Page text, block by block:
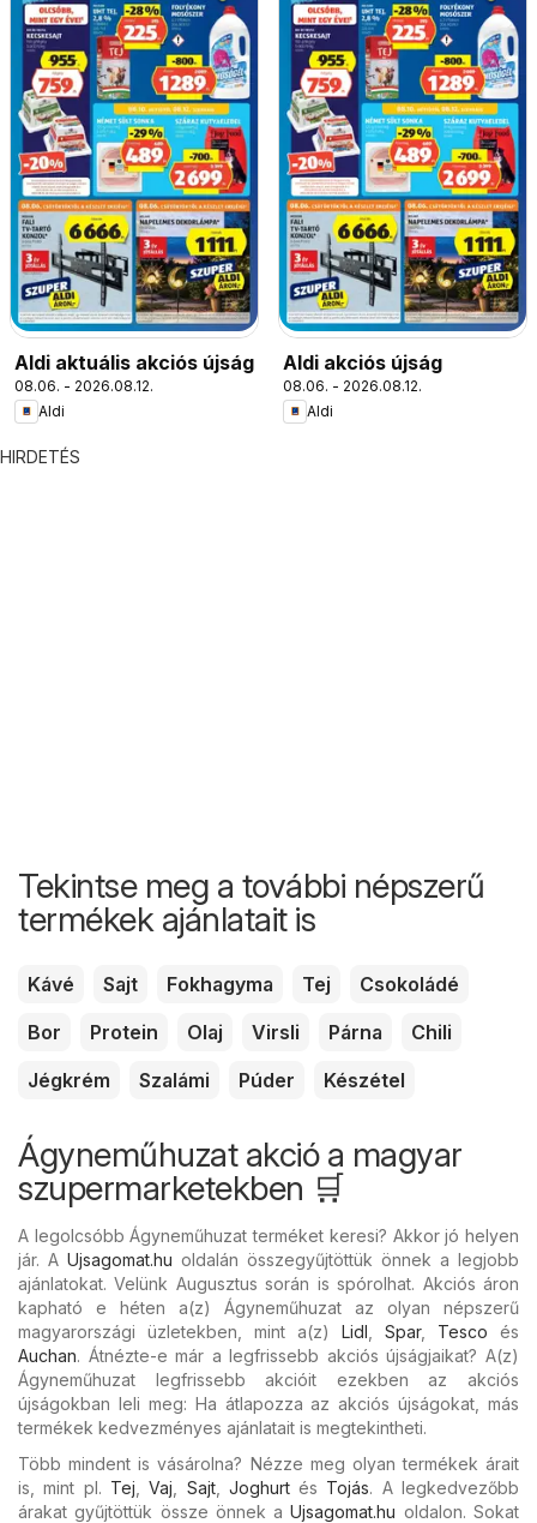
Aldi aktuális akciós újság
08.06. - 2026.08.12.
Aldi
Aldi akciós újság
08.06. - 2026.08.12.
Aldi
HIRDETÉS
Tekintse meg a további népszerű
termékek ajánlatait is
Kávé Sajt Fokhagyma Tej
Csokoládé
Bor
Protein Olaj Virsli Párna
Chili
Jégkrém
Szalámi Púder Készétel
Ágyneműhuzat akció a magyar
szupermarketekben 🛒
A legolcsóbb Ágyneműhuzat terméket keresi? Akkor jó helyen
jár. A Ujsagomat.hu oldalán összegyűjtöttük önnek a legjobb
ajánlatokat. Velünk Augusztus során is spórolhat. Akciós áron
kapható e héten a(z) Ágyneműhuzat az olyan népszerű
magyarországi üzletekben, mint a(z) Lidl Spar, Tesco és
Auchan. Átnézte-e már a legfrissebb akciós újságjaikat? A(z)
Ágyneműhuzat legfrissebb akcióit ezekben az akciós
újságokban leli meg: Ha átlapozza az akciós újságokat, más
termékek kedvezményes ajánlatait is megtekintheti.
Több mindent is vásárolna? Nézze meg olyan termékek árait
is, mint pl. Tej ,Vaj Sajt, Joghurtés Tojás. A legkedvezőbb
árakat gyűjtöttük össze önnek aUjsagomat.hu oldalon. Sokat